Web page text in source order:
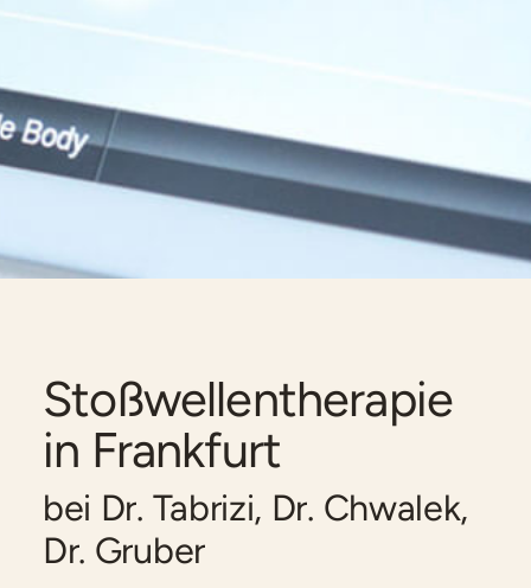
Stoßwellentherapie
in Frankfurt
bei Dr. Tabrizi, Dr. Chwalek,
Dr. Gruber